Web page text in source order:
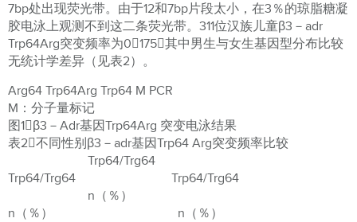
7bp处出现荧光带。由于12和7bp片段太小，在3％的琼脂糖凝
胶电泳上观测不到这二条荧光带。311位汉族儿童β3－adr
Trp64Arg突变频率为0175，其中男生与女生基因型分布比较
无统计学差异（见表2）。
Arg64 Trp64Arg Trp64 M PCR
M：分子量标记
图1β3－Adr基因Trp64Arg 突变电泳结果
表2不同性别β3－adr基因Trp64 Arg突变频率比较
Trp64/Trg64
Trp64/Trg64 Trp64/Trg64
n（％）
n（％） n（％）